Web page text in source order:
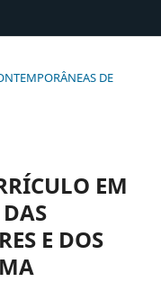
DE
EM
E DOS